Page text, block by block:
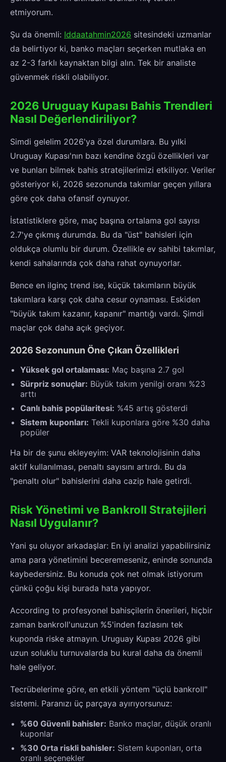
etmiyorum.
Şu da önemli: Iddaatahmin2026 sitesindeki uzmanlar
da belirtiyor ki, banko maçları seçerken mutlaka en
az 2-3 farklı kaynaktan bilgi alın. Tek bir analiste
güvenmek riskli olabiliyor.
2026 Uruguay Kupası Bahis Trendleri
Nasıl Değerlendiriliyor?
Simdi gelelim 2026'ya özel durumlara. Bu yılki
Uruguay Kupası'nın bazı kendine özgü özellikleri var
ve bunları bilmek bahis stratejilerimizi etkiliyor. Veriler
gösteriyor ki, 2026 sezonunda takımlar geçen yıllara
göre çok daha ofansif oynuyor.
İstatistiklere göre, maç başına ortalama gol sayısı
2.7'ye çıkmış durumda. Bu da "üst" bahisleri için
oldukça olumlu bir durum. Özellikle ev sahibi takımlar,
kendi sahalarında çok daha rahat oynuyorlar.
Bence en ilginç trend ise, küçük takımların büyük
takımlara karşı çok daha cesur oynaması. Eskiden
"büyük takım kazanır, kapanır" mantığı vardı. Şimdi
maçlar çok daha açık geçiyor.
2026 Sezonunun Öne Çıkan Özellikleri
Yüksek gol ortalaması: Maç başına 2.7 gol
Sürpriz sonuçlar: Büyük takım yenilgi oranı %23
arttı
Canlı bahis popülaritesi: %45 artış gösterdi
Sistem kuponları: Tekli kuponlara göre %30 daha
popüler
Ha bir de şunu ekleyeyim: VAR teknolojisinin daha
aktif kullanılması, penaltı sayısını artırdı. Bu da
"penaltı olur" bahislerini daha cazip hale getirdi.
Risk Yönetimi ve Bankroll Stratejileri
Nasıl Uygulanır?
Yani şu oluyor arkadaşlar: En iyi analizi yapabilirsiniz
ama para yönetimini beceremeseniz, eninde sonunda
kaybedersiniz. Bu konuda çok net olmak istiyorum
çünkü çoğu kişi burada hata yapıyor.
According to profesyonel bahisçilerin önerileri, hiçbir
zaman bankroll'unuzun %5'inden fazlasını tek
kuponda riske atmayın. Uruguay Kupası 2026 gibi
uzun soluklu turnuvalarda bu kural daha da önemli
hale geliyor.
Tecrübelerime göre, en etkili yöntem "üçlü bankroll"
sistemi. Paranızı üç parçaya ayırıyorsunuz:
%60 Güvenli bahisler: Banko maçlar, düşük oranlı
kuponlar
%30 Orta riskli bahisler: Sistem kuponları, orta
oranlı seçenekler